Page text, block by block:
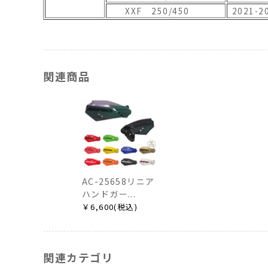
XXF 250/450
2021-
関連商品
AC-25658リニア
ハンドガー...
￥6,600(税込)
関連カテゴリ